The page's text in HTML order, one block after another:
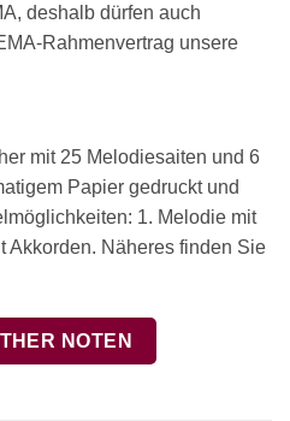
deshalb dürfen auch
Rahmenvertrag unsere
mit 25 Melodiesaiten und 6
Papier gedruckt und
1. Melodie mit
Akkorden. Näheres finden Sie
NOTEN